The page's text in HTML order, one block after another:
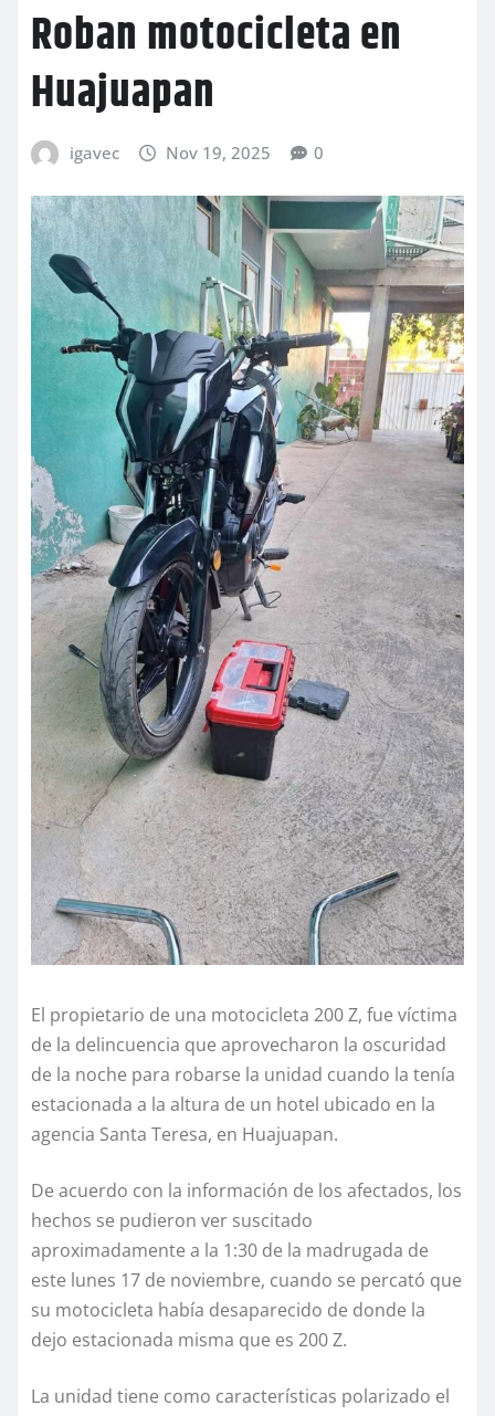
Roban motocicleta en
Huajuapan
igavec Nov 19, 2025 0
El propietario de una motocicleta 200 Z, fue víctima
de la delincuencia que aprovecharon la oscuridad
de la noche para robarse la unidad cuando la tenía
estacionada a la altura de un hotel ubicado en la
agencia Santa Teresa, en Huajuapan.
De acuerdo con la información de los afectados, los
hechos se pudieron ver suscitado
aproximadamente a la 1:30 de la madrugada de
este lunes 17 de noviembre, cuando se percató que
su motocicleta había desaparecido de donde la
dejo estacionada misma que es 200 Z.
La unidad tiene como características polarizado el